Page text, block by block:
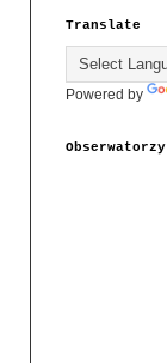
Translate
Powered by
Obserwatorzy